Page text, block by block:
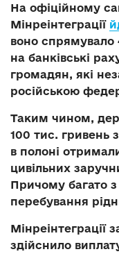
На офіційному
Мінреінтеграції
воно спрямувало
на банківські
громадян, які
російською
Таким чином,
100 тис. гривень
в полоні
цивільних
Причому багато з
перебування
Мінреінтеграції
здійснило